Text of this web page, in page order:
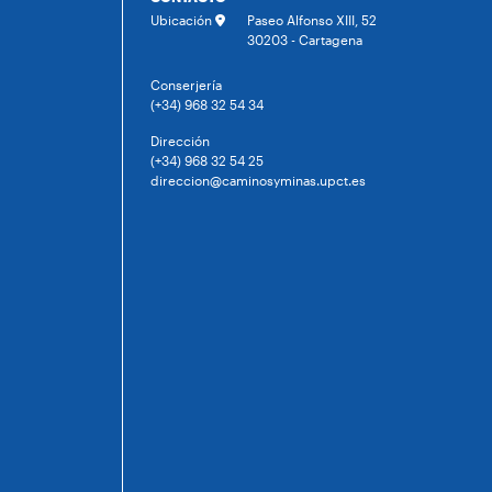
Ubicación
Paseo Alfonso XIII, 52
30203 - Cartagena
Conserjería
(+34) 968 32 54 34
Dirección
(+34) 968 32 54 25
direccion@caminosyminas.upct.es